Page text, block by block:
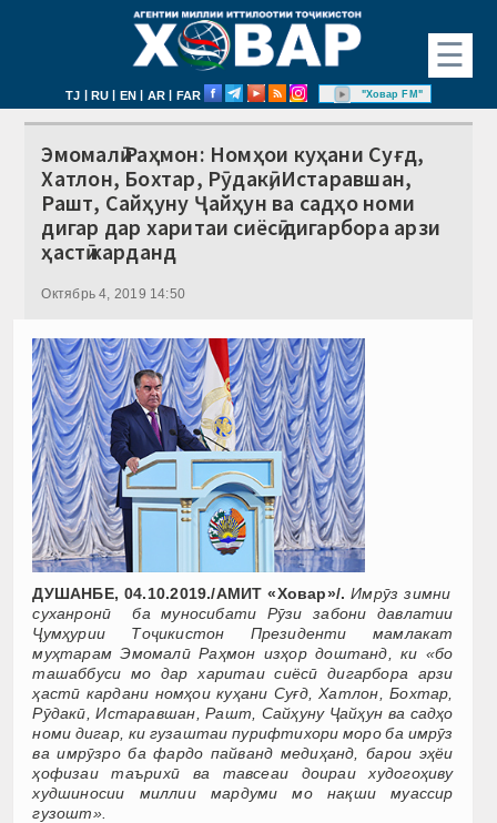
☰
TJ | RU | EN | AR | FAR "Ховар FM"
Эмомалӣ Раҳмон: Номҳои куҳани Суғд,
Хатлон, Бохтар, Рӯдакӣ, Истаравшан,
Рашт, Сайҳуну Ҷайҳун ва садҳо номи
дигар дар харитаи сиёсӣ дигарбора арзи
ҳастӣ карданд
Октябрь 4, 2019 14:50
ДУШАНБЕ, 04.10.2019./АМИТ «Ховар»/. Имрӯз зимни
суханронӣ ба муносибати Рӯзи забони давлатии
Ҷумҳурии Тоҷикистон Президенти мамлакат
муҳтарам Эмомалӣ Раҳмон изҳор доштанд, ки «бо
ташаббуси мо дар харитаи сиёсӣ дигарбора арзи
ҳастӣ кардани номҳои куҳани Суғд, Хатлон, Бохтар,
Рӯдакӣ, Истаравшан, Рашт, Сайҳуну Ҷайҳун ва садҳо
номи дигар, ки гузаштаи пурифтихори моро ба имрӯз
ва имрӯзро ба фардо пайванд медиҳанд, барои эҳёи
ҳофизаи таърихӣ ва тавсеаи доираи худогоҳиву
худшиносии миллии мардуми мо нақши муассир
гузошт».